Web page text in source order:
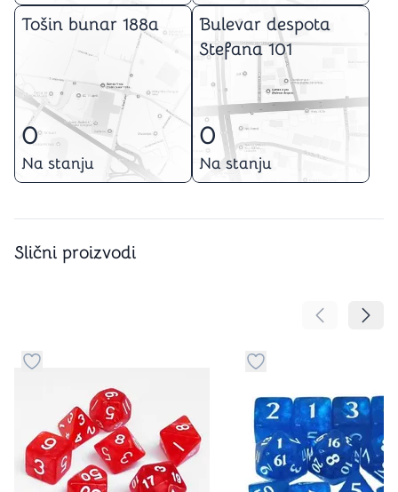
Tošin bunar 188a
0
Na stanju
Bulevar despota
Stefana 101
0
Na stanju
Slični proizvodi
Pomeranje
Dugme za dodavanje stvari u kategoriju omiljeno
Dugme za dodavanje